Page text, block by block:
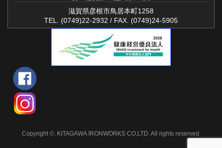
滋賀県彦根市鳥居本町1258
TEL. (0749)22-2932 / FAX. (0749)24-5905
Copyright ©, KITAGAWA IRONWORKS CO,LTD. All rights reserved.